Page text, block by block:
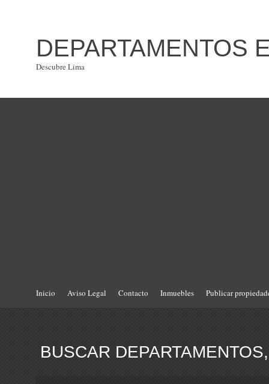
DEPARTAMENTOS
Descubre Lima
Inicio Aviso Legal Contacto Inmuebles Publicar
BUSCAR